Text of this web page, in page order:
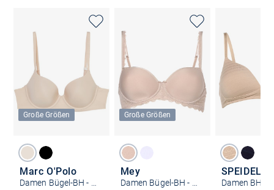
Große Größen
Marc O'Polo
Große Größen
Mey SPEIDEL